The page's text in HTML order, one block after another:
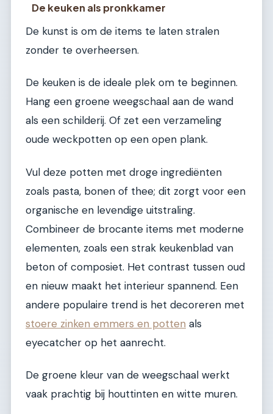
De keuken als pronkkamer
De kunst is om de items te laten stralen
zonder te overheersen.
De keuken is de ideale plek om te beginnen.
Hang een groene weegschaal aan de wand
als een schilderij. Of zet een verzameling
oude weckpotten op een open plank.
Vul deze potten met droge ingrediënten
zoals pasta, bonen of thee; dit zorgt voor een
organische en levendige uitstraling.
Combineer de brocante items met moderne
elementen, zoals een strak keukenblad van
beton of composiet. Het contrast tussen oud
en nieuw maakt het interieur spannend. Een
andere populaire trend is het decoreren met
stoere zinken emmers en potten als
eyecatcher op het aanrecht.
De groene kleur van de weegschaal werkt
vaak prachtig bij houttinten en witte muren.